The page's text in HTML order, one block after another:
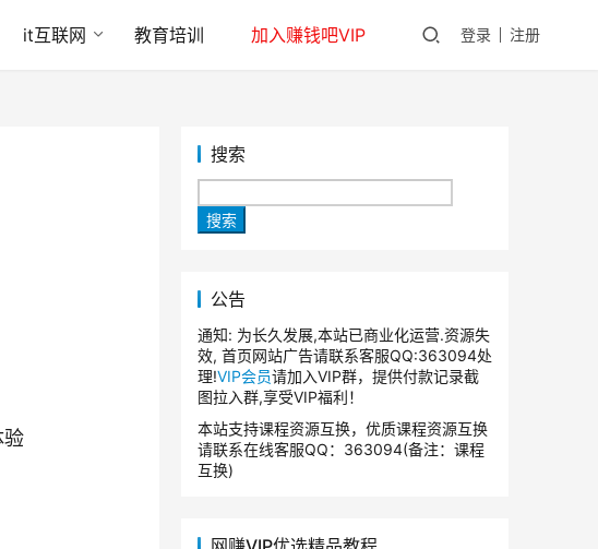
it互联网 教育培训 加入赚钱吧VIP 登录 注册
验
搜索
搜索
公告
通知: 为长久发展,本站已商业化运营.资源失
效, 首页网站广告请联系客服QQ:363094处
理!VIP会员请加入VIP群，提供付款记录截
图拉入群,享受VIP福利！
本站支持课程资源互换，优质课程资源互换
请联系在线客服QQ：363094(备注：课程
互换)